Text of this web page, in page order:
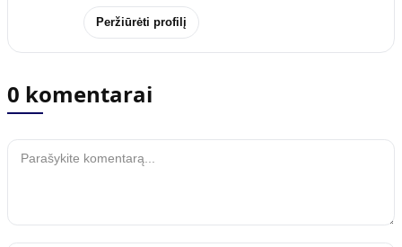
Peržiūrėti profilį
0 komentarai